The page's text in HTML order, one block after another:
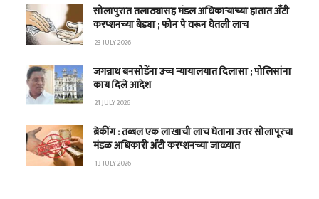
सोलापुरात तलाठ्यासह मंडल अधिकाऱ्याच्या हातात अँटी
करप्शनच्या बेड्या ; फोन पे वरून घेतली लाच
23 JULY 2026
जगन्नाथ बनसोडेंना उच्च न्यायालयात दिलासा ; पोलिसांना
काय दिले आदेश
21 JULY 2026
ब्रेकींग : तब्बल एक लाखाची लाच घेताना उत्तर सोलापूरचा
मंडळ अधिकारी अँटी करप्शनच्या जाळ्यात
13 JULY 2026